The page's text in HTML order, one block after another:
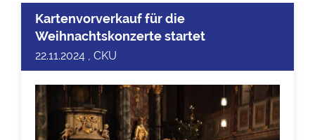
Kartenvorverkauf für die
Weihnachtskonzerte startet
22.11.2024 , CKU